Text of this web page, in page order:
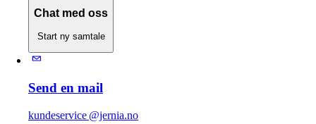
Chat med oss
Start ny samtale
Send en mail
kundeservice @jernia.no